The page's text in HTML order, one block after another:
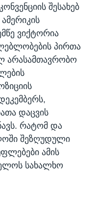
შესახებ
ვიქტორია
პირთა
არასამთავრობო
დაცვის
რატომ და
შეზღუდული
ამის
სახალხო